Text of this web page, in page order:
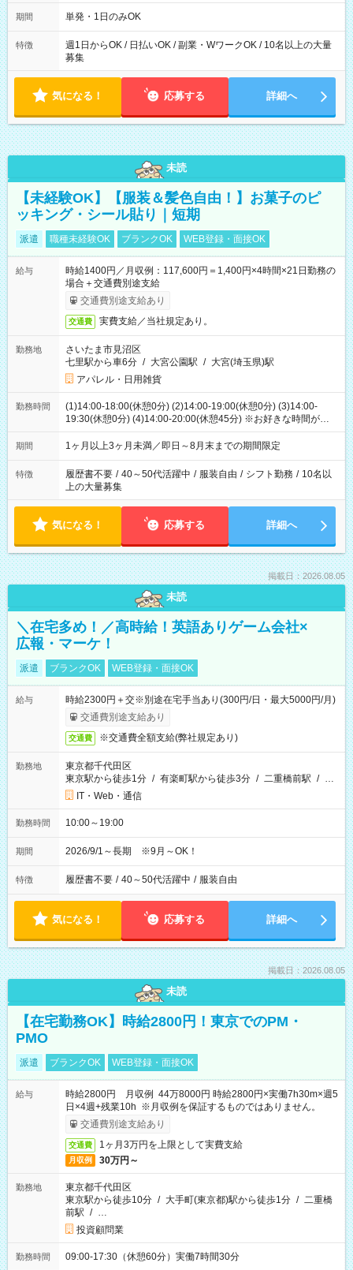
～21：00
期間 単発・1日のみOK
特徴
週1日からOK / 日払いOK / 副業・WワークOK / 10名以上の大量
募集
気になる！ 応募する 詳細へ
未読
【未経験OK】【服装＆髪色自由！】お菓子のピ
ッキング・シール貼り｜短期
派遣 職種未経験OK ブランクOK WEB登録・面接OK
給与
時給1400円／月収例：117,600円＝1,400円×4時間×21日勤務の
場合＋交通費別途支給
交通費別途支給あり
交通費 実費支給／当社規定あり。
勤務地
さいたま市見沼区
七里駅から車6分 / 大宮公園駅 / 大宮(埼玉県)駅
アパレル・日用雑貨
勤務時間
(1)14:00-18:00(休憩0分) (2)14:00-19:00(休憩0分) (3)14:00-
19:30(休憩0分) (4)14:00-20:00(休憩45分) ※お好きな時間が選べ
ます
期間 1ヶ月以上3ヶ月未満／即日～8月末までの期間限定
特徴 履歴書不要 / 40～50代活躍中 / 服装自由 / シフト勤務 / 10名以
上の大量募集
気になる！ 応募する 詳細へ
掲載日：2026.08.05
未読
＼在宅多め！／高時給！英語ありゲーム会社×
広報・マーケ！
派遣 ブランクOK WEB登録・面接OK
給与
時給2300円＋交※別途在宅手当あり(300円/日・最大5000円/月)
交通費別途支給あり
交通費 ※交通費全額支給(弊社規定あり)
勤務地
東京都千代田区
東京駅から徒歩1分 / 有楽町駅から徒歩3分 / 二重橋前駅 / …
IT・Web・通信
勤務時間 10:00～19:00
期間 2026/9/1～長期 ※9月～OK！
特徴 履歴書不要 / 40～50代活躍中 / 服装自由
気になる！ 応募する 詳細へ
掲載日：2026.08.05
未読
【在宅勤務OK】時給2800円！東京でのPM・
PMO
派遣 ブランクOK WEB登録・面接OK
給与
時給2800円 月収例 44万8000円 時給2800円×実働7h30m×週5
日×4週+残業10h ※月収例を保証するものではありません。
交通費別途支給あり
交通費 1ヶ月3万円を上限として実費支給
月収例 30万円～
勤務地
東京都千代田区
東京駅から徒歩10分 / 大手町(東京都)駅から徒歩1分 / 二重橋
前駅 / …
投資顧問業
勤務時間 09:00-17:30（休憩60分）実働7時間30分